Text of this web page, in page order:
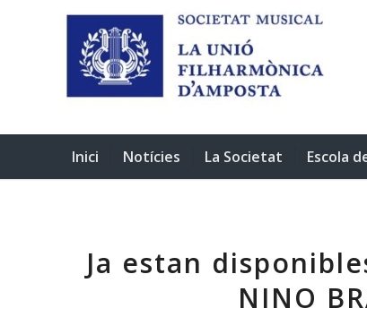
Inici Notícies La Societat Escola
Ja estan
NINO